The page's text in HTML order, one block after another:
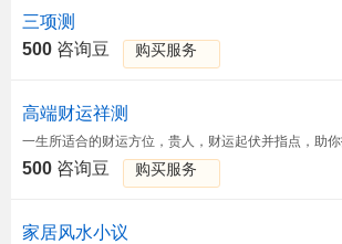
三项测
500 咨询豆 购买服务
高端财运祥测
一生所适合的财运方位，贵人，财运起伏并指点，助
500 咨询豆 购买服务
家居风水小议